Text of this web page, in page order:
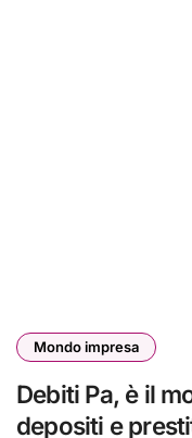
Mondo impresa
Debiti Pa, è il
depositi e